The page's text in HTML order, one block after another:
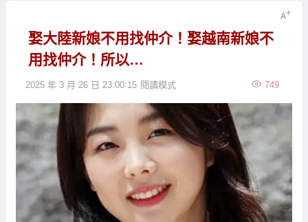
娶大陸新娘不用找仲介！娶越南新娘不
用找仲介！所以…
2025 年 3 月 26 日 23:00:15 749
閱讀模式